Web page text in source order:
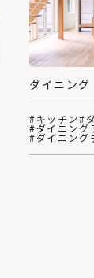
ダイニング
#キッチン#
#ダイニング
#ダイニング